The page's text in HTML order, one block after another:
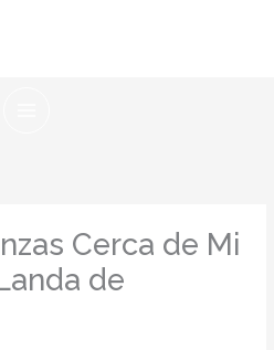
Cerca de Mi
de